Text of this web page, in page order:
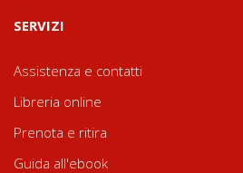
SERVIZI
Assistenza e contatti
Libreria online
Prenota e ritira
Guida all'ebook